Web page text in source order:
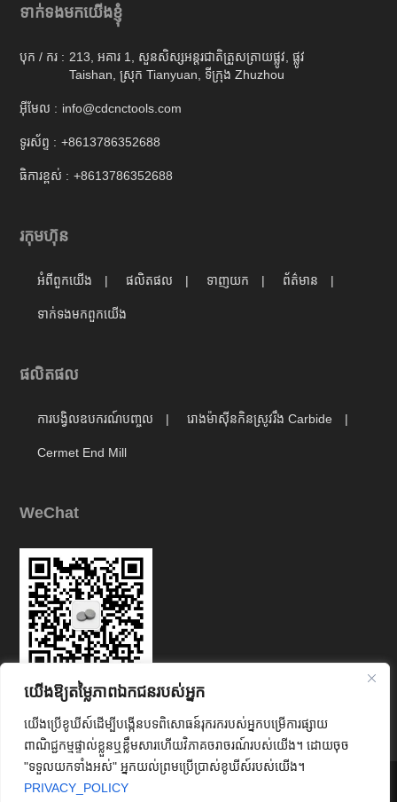
ទាក់ទងមកយើងខ្ញុំ
បុក / ករ : 213, អគារ 1, សួនសិស្សអន្តរជាតិត្រួសត្រាយផ្លូវ, ផ្លូវ
Taishan, ស្រុក Tianyuan, ទីក្រុង Zhuzhou
អ៊ីមែល : info@cdcnctools.com
ទូរស័ព្ទ : +8613786352688
ធិការខ្ពស់ : +8613786352688
រកុមហ៊ុន
អំពីពួកយើង ផលិតផល ទាញយក ព័ត៌មាន
ទាក់ទង​មក​ពួក​យើង
ផលិតផល
ការបង្វិលឧបករណ៍បញ្ចូល រោងម៉ាស៊ីនកិនស្រូវរឹង Carbide
Cermet End Mill
WeChat
Link
   
យើងឱ្យតម្លៃភាពឯកជនរបស់អ្នក
យើងប្រើខូឃីស៍ដើម្បីបង្កើនបទពិសោធន៍រុករករបស់អ្នកបម្រើការផ្សាយ
ពាណិជ្ជកម្មផ្ទាល់ខ្លួនឬខ្លឹមសារហើយវិភាគចរាចរណ៍របស់យើង។ ដោយចុច
"ទទួលយកទាំងអស់" អ្នកយល់ព្រមប្រើប្រាស់ខូឃីស៍របស់យើង។
PRIVACY_POLICY